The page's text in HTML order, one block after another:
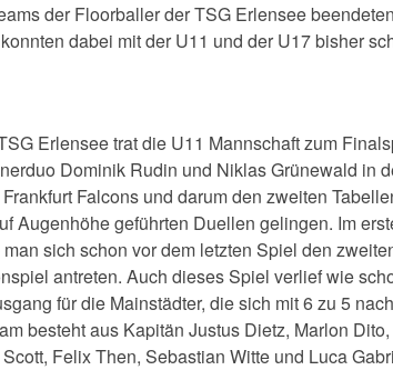
der Floorballer der TSG Erlensee
dabei mit der U11 und der U17 bisher
Erlensee trat die U11 Mannschaft zum
Dominik Rudin und Niklas Grünewald in
Falcons und darum den zweiten
Augenhöhe geführten Duellen gelingen. Im
sich schon vor dem letzten Spiel den
antreten. Auch dieses Spiel verlief wie
für die Mainstädter, die sich mit 6 zu 5
besteht aus Kapitän Justus Dietz, Marlon
Felix Then, Sebastian Witte und Luca